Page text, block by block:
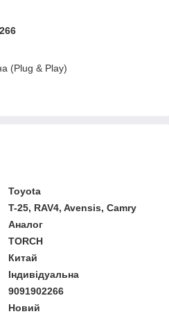
(Plug & Play)
Toyota
T-25, RAV4, Avensis, Camry
Аналог
TORCH
Китай
Індивідуальна
9091902266
Новий